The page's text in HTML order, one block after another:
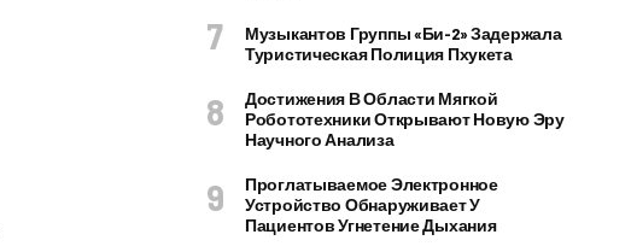
Музыкантов Группы «Би-2» Задержала
Туристическая Полиция Пхукета
Достижения В Области Мягкой
Робототехники Открывают Новую Эру
Научного Анализа
Проглатываемое Электронное
Устройство Обнаруживает У
Пациентов Угнетение Дыхания